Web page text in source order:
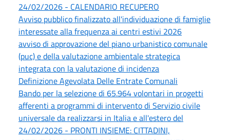
24/02/2026 - CALENDARIO RECUPERO
Avviso pubblico finalizzato all'individuazione di famiglie
interessate alla frequenza ai centri estivi 2026
avviso di approvazione del piano urbanistico comunale
(puc) e della valutazione ambientale strategica
integrata con la valutazione di incidenza
Definizione Agevolata Delle Entrate Comunali
Bando per la selezione di 65.964 volontari in progetti
afferenti a programmi di intervento di Servizio civile
universale da realizzarsi in Italia e all'estero del
24/02/2026 - PRONTI INSIEME: CITTADINI,